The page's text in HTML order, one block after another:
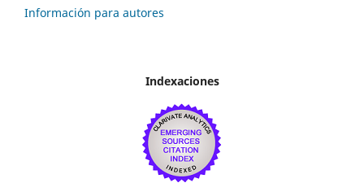
Información para autores
Indexaciones